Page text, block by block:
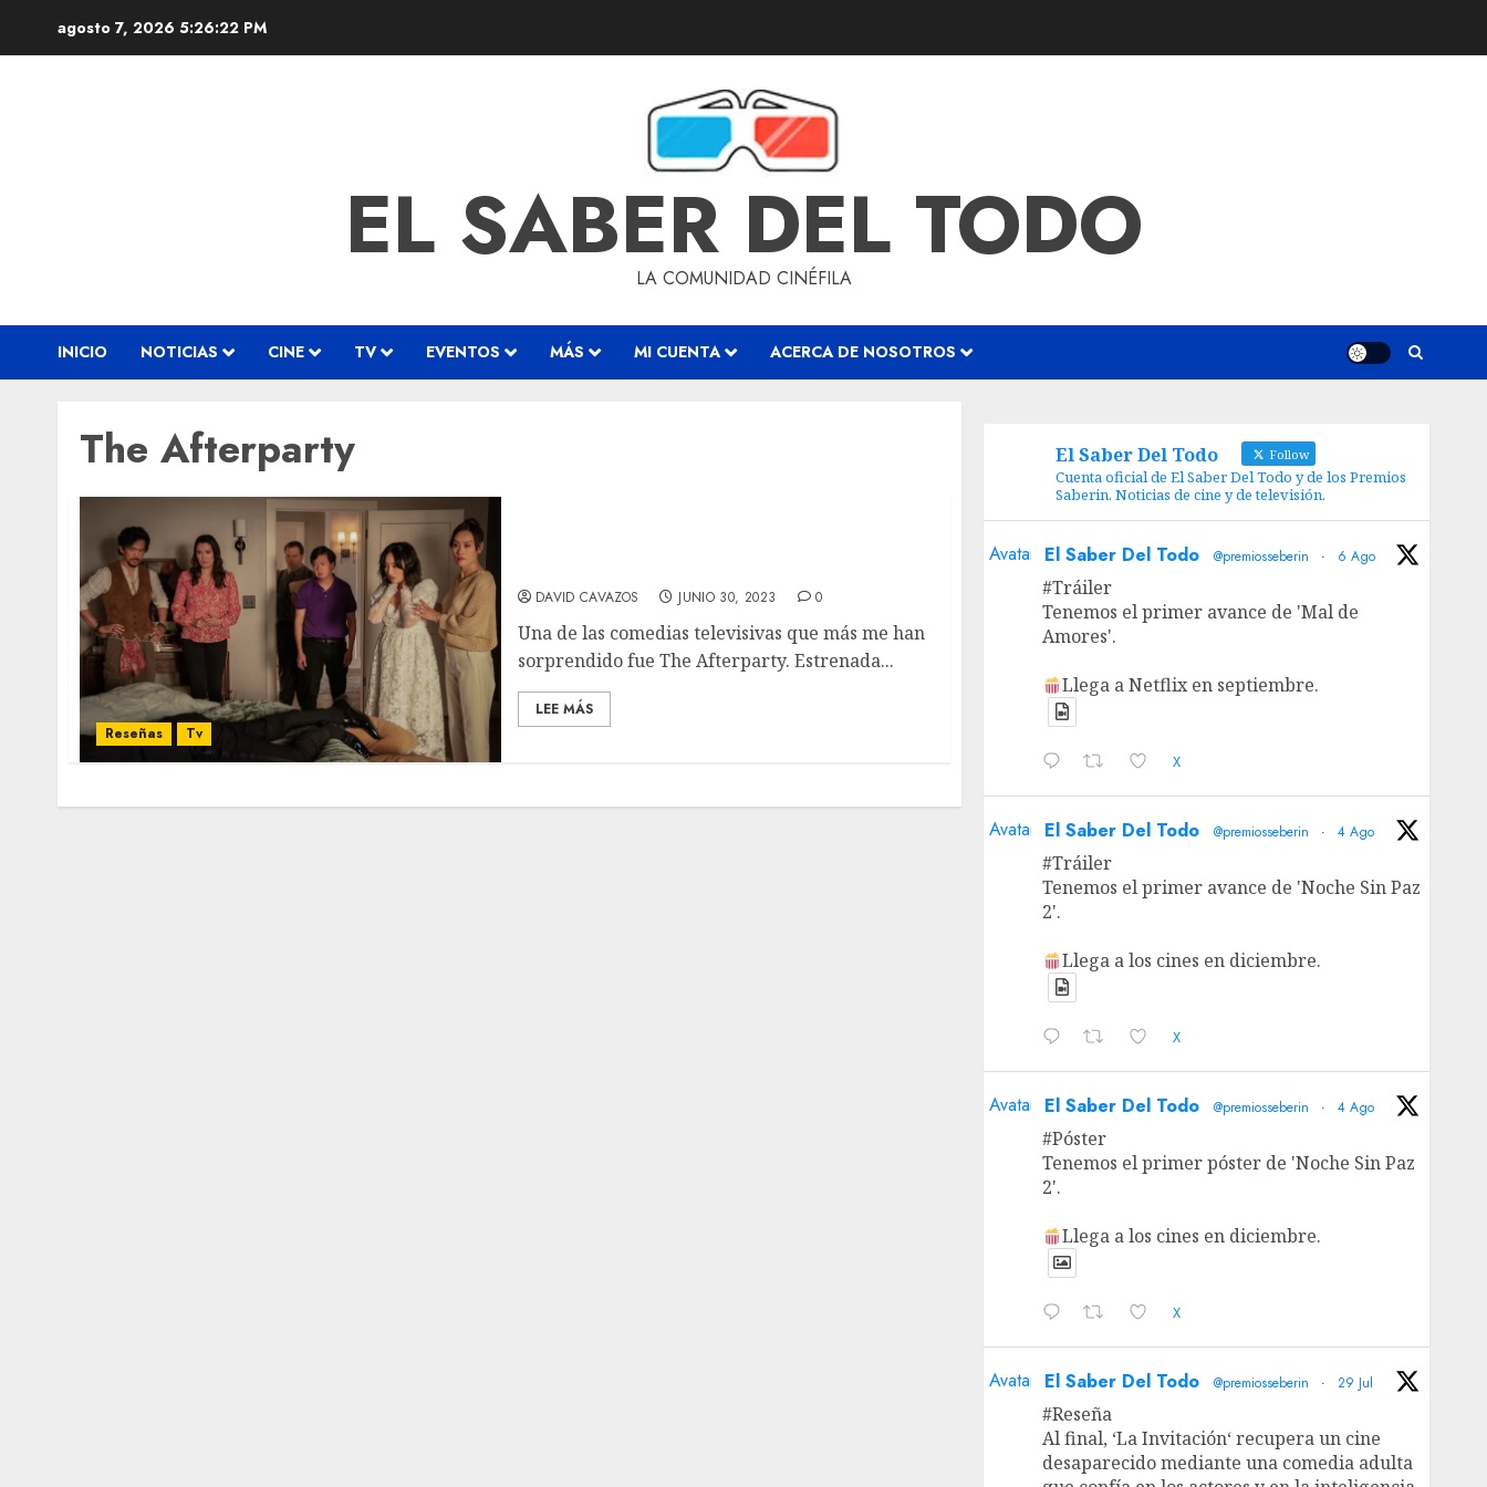
agosto 7, 2026 5:26:22 PM
EL SABER DEL TODO
LA COMUNIDAD CINÉFILA
INICIO NOTICIAS CINE TV EVENTOS MÁS MI CUENTA ACERCA DE NOSOTROS
The Afterparty
Reseñas Tv
DAVID CAVAZOS JUNIO 30, 2023 0
Una de las comedias televisivas que más me han
sorprendido fue The Afterparty. Estrenada...
LEE MÁS
El Saber Del Todo Follow
Cuenta oficial de El Saber Del Todo y de los Premios
Saberin. Noticias de cine y de televisión.
Avatar El Saber Del Todo @premiosseberin · 6 Ago
#Tráiler
Tenemos el primer avance de 'Mal de
Amores'.
Llega a Netflix en septiembre.
X
Avatar El Saber Del Todo @premiosseberin · 4 Ago
#Tráiler
Tenemos el primer avance de 'Noche Sin Paz
2'.
Llega a los cines en diciembre.
X
Avatar El Saber Del Todo @premiosseberin · 4 Ago
#Póster
Tenemos el primer póster de 'Noche Sin Paz
2'.
Llega a los cines en diciembre.
X
Avatar El Saber Del Todo @premiosseberin · 29 Jul
#Reseña
Al final, ‘La Invitación‘ recupera un cine
desaparecido mediante una comedia adulta